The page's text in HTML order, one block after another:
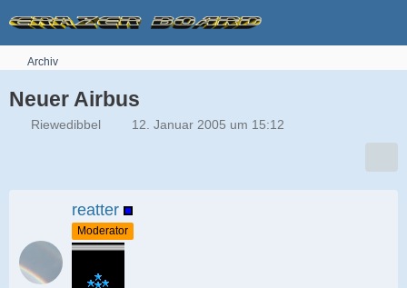
Archiv
Neuer Airbus
Riewedibbel 12. Januar 2005 um 15:12
reatter
Moderator